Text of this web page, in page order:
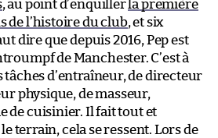
, au point d’enquillerla première
de l’histoire du club, et six
dire que depuis 2016, Pep est
de Manchester. C’est à
tâches d’entraîneur, de directeur
physique, de masseur,
de cuisinier. Il fait tout et
terrain, cela se ressent. Lors de